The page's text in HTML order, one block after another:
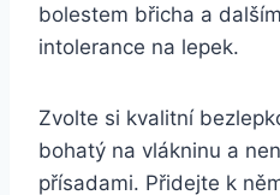
bolestem břicha a
intolerance na lepek.
Zvolte si kvalitní
bohatý na vlákninu a
přísadami. Přidejte k